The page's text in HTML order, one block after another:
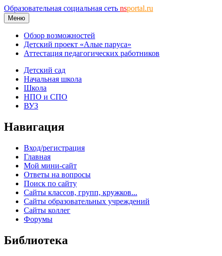
Образовательная социальная сеть nsportal.ru
Меню
Обзор возможностей
Детский проект «Алые паруса»
Аттестация педагогических работников
Детский сад
Начальная школа
Школа
НПО и СПО
ВУЗ
Навигация
Вход/регистрация
Главная
Мой мини-сайт
Ответы на вопросы
Поиск по сайту
Сайты классов, групп, кружков...
Сайты образовательных учреждений
Сайты коллег
Форумы
Библиотека